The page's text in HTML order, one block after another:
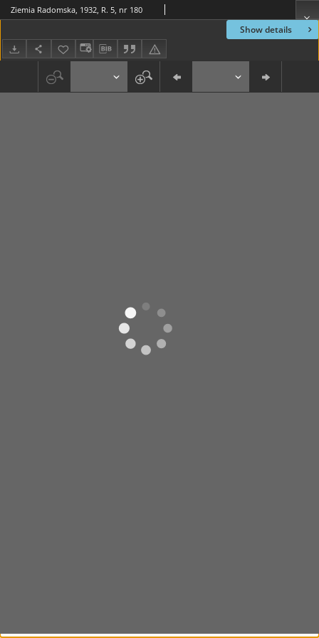
Show details
Ziemia Radomska, 1932, R. 5, nr 180